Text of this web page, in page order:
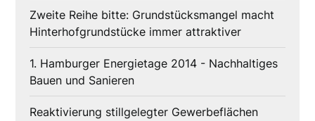
Zweite Reihe bitte: Grundstücksmangel macht
Hinterhofgrundstücke immer attraktiver
1. Hamburger Energietage 2014 - Nachhaltiges
Bauen und Sanieren
Reaktivierung stillgelegter Gewerbeflächen